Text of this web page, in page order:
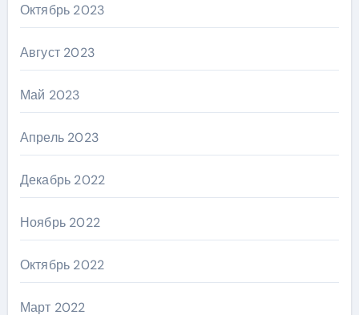
Октябрь 2023
Август 2023
Май 2023
Апрель 2023
Декабрь 2022
Ноябрь 2022
Октябрь 2022
Март 2022